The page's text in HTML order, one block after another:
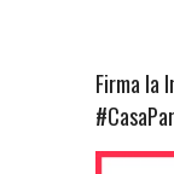
Firma la